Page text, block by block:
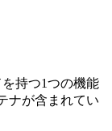
持つ1つの機能
ナが含まれてい